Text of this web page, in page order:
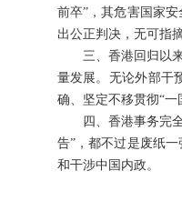
前卒”，其危害国家
出公正判决，无可指摘
三、香港回归以
量发展。无论外部干
确、坚定不移贯彻“
四、香港事务完
告”，都不过是废纸
和干涉中国内政。